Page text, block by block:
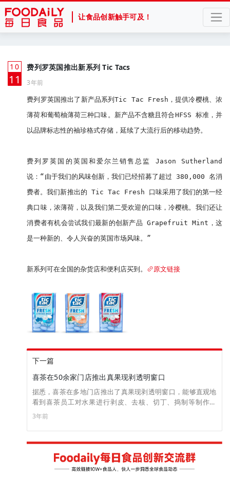
让食品创新触手可及！
10
月
11
费列罗英国推出新系列 Tic Tacs
3年前
费列罗英国推出了新产品系列Tic Tac Fresh，提供冷樱桃、浓
薄荷和葡萄柚薄荷三种口味。新产品不含糖且符合HFSS 标准，并
以品牌标志性的袖珍格式存储，延续了大流行后的移动趋势。
费列罗英国的英国和爱尔兰销售总监 Jason Sutherland
说：“由于我们的风味创新，我们已经招募了超过 380,000 名消
费者。我们新推出的 Tic Tac Fresh 口味采用了我们的第一经
典口味，浓薄荷，以及我们第二受欢迎的口味，冷樱桃。我们还让
消费者有机会尝试我们最新的创新产品 Grapefruit Mint，这
是一种新的、令人兴奋的英国市场风味。”
新系列可在全国的杂货店和便利店买到。 原文链接
下一篇
喜茶在50余家门店推出真果现剥透明窗口
据悉，喜茶在多地门店推出了真果现剥透明窗口，能够直观地
看到喜茶员工对水果进行剥皮、去核、切丁、捣制等制作过
程，消费也能直观了解到门店准备了哪些水果、水果的外观及
成熟度等细节。据悉，喜茶真果现剥窗口已在北京、上海、深
圳等城市共50余家门店落地，其他门店也在陆续推进中。 据喜
茶相关负责人介绍，除了透明窗口展示的鲜果制备标准，在门
店水果使用方面，喜茶设置了许多严格的标准。比如鲜果需要
经历清洗、消毒、冲洗三个步骤，每个过程都有对应的时长及
规范，由调饮师配合计时器完成操作。此外，原材料需要使用
3年前